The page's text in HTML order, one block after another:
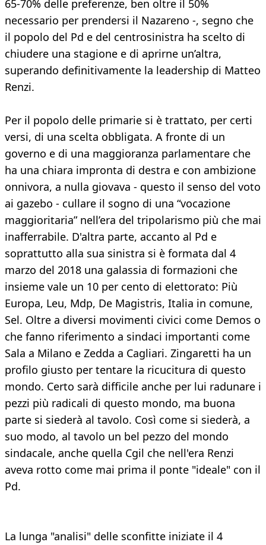
65-70% delle preferenze, ben oltre il 50%
necessario per prendersi il Nazareno -, segno che
il popolo del Pd e del centrosinistra ha scelto di
chiudere una stagione e di aprirne un’altra,
superando definitivamente la leadership di Matteo
Renzi.
Per il popolo delle primarie si è trattato, per certi
versi, di una scelta obbligata. A fronte di un
governo e di una maggioranza parlamentare che
ha una chiara impronta di destra e con ambizione
onnivora, a nulla giovava - questo il senso del voto
ai gazebo - cullare il sogno di una “vocazione
maggioritaria” nell’era del tripolarismo più che mai
inafferrabile. D'altra parte, accanto al Pd e
soprattutto alla sua sinistra si è formata dal 4
marzo del 2018 una galassia di formazioni che
insieme vale un 10 per cento di elettorato: Più
Europa, Leu, Mdp, De Magistris, Italia in comune,
Sel. Oltre a diversi movimenti civici come Demos o
che fanno riferimento a sindaci importanti come
Sala a Milano e Zedda a Cagliari. Zingaretti ha un
profilo giusto per tentare la ricucitura di questo
mondo. Certo sarà difficile anche per lui radunare i
pezzi più radicali di questo mondo, ma buona
parte si siederà al tavolo. Così come si siederà, a
suo modo, al tavolo un bel pezzo del mondo
sindacale, anche quella Cgil che nell'era Renzi
aveva rotto come mai prima il ponte "ideale" con il
Pd.
La lunga "analisi" delle sconfitte iniziate il 4